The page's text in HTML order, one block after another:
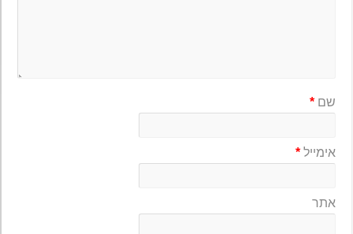
שם*
אימייל*
אתר